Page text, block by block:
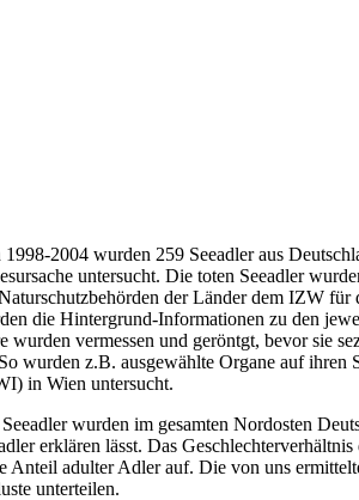
1998-2004 wurden 259 Seeadler aus
untersucht. Die toten Seeadler
der Länder dem IZW
die Hintergrund-Informationen zu den
wurden vermessen und geröntgt, bevor sie
wurden z.B. ausgewählte Organe auf
in Wien untersucht.
wurden im gesamten Nordosten
erklären lässt. Das
Anteil adulter Adler auf. Die von uns
unterteilen.